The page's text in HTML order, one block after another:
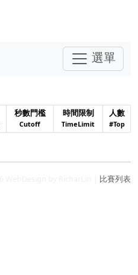
選單
秒數門檻
Cutoff
時間限制
TimeLimit
人數
#Top
比賽列表